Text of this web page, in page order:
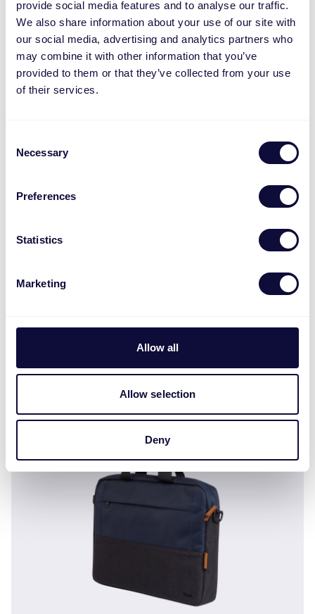
provide social media features and to analyse our traffic.
We also share information about your use of our site with
our social media, advertising and analytics partners who
may combine it with other information that you’ve
provided to them or that they’ve collected from your use
of their services.
Selection
Necessary
Preferences
Statistics
Marketing
Allow all
Allow selection
Deny
Lisboa Чехол для ноутбука с диагональю
экрана 16 дюймов
€ 19.99